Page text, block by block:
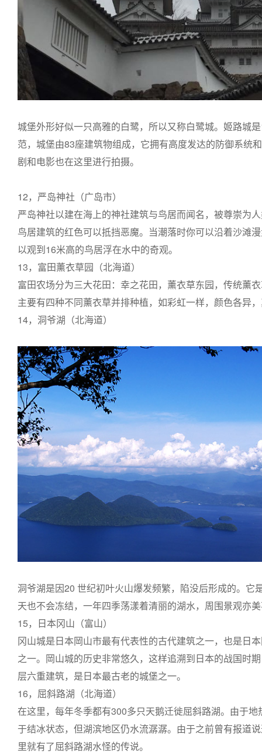
城堡外形好似一只高雅的白鹭，所以又称白鹭城。姬路城
范，城堡由83座建筑物组成，它拥有高度发达的防御系统
剧和电影也在这里进行拍摄。
12，严岛神社（广岛市）
严岛神社以建在海上的神社建筑与鸟居而闻名，被尊崇为
鸟居建筑的红色可以抵挡恶魔。当潮落时你可以沿着沙滩
以观到16米高的鸟居浮在水中的奇观。
13，富田薰衣草园（北海道）
富田农场分为三大花田：幸之花田，薰衣草东园，传统薰
主要有四种不同薰衣草并排种植，如彩虹一样，颜色各异
14，洞爷湖（北海道）
洞爷湖是因20 世纪初叶火山爆发频繁，陷没后形成的。它
天也不会冻结，一年四季荡漾着清丽的湖水，周围景观亦
15，日本冈山（富山）
冈山城是日本岡山市最有代表性的古代建筑之一，也是日
之一。岡山城的历史非常悠久，这样追溯到日本的战国时
层六重建筑，是日本最古老的城堡之一。
16，屈斜路湖（北海道）
在这里，每年冬季都有300多只天鹅迁徙屈斜路湖。由于
于结冰状态，但湖滨地区仍水流潺潺。由于之前曾有报道
里就有了屈斜路湖水怪的传说。